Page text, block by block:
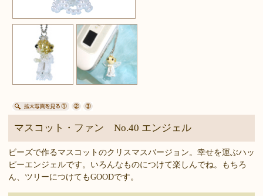
マスコット・ファン No.40 エンジェル
ビーズで作るマスコットのクリスマスバージョン。幸せを運ぶハッ
ピーエンジェルです。いろんなものにつけて楽しんでね。もちろ
ん、ツリーにつけてもGOODです。